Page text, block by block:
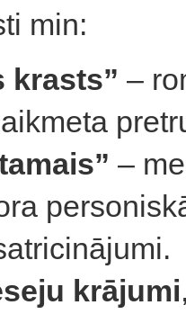
min:
krasts” –
–
krājumi